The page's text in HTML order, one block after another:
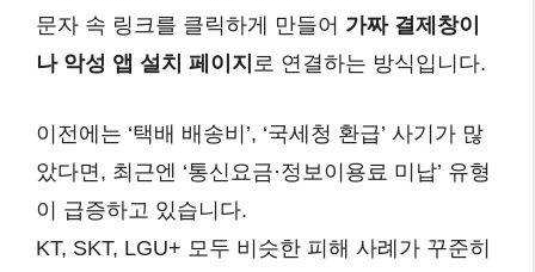
문자 속 링크를 클릭하게 만들어 가짜 결제창이
나 악성 앱 설치 페이지 로 연결하는 방식입니다.
이전에는 ‘택배 배송비’, ‘국세청 환급’ 사기가 많
았다면, 최근엔 ‘통신요금·정보이용료 미납’ 유형
이 급증하고 있습니다.
KT, SKT, LGU+ 모두 비슷한 피해 사례가 꾸준히